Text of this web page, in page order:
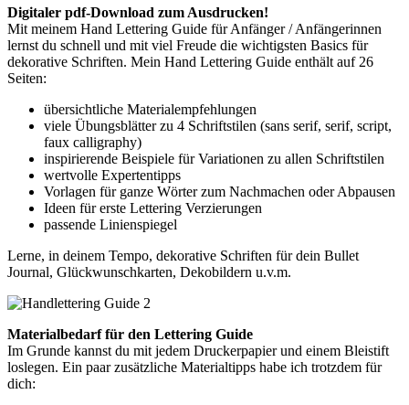
Digitaler pdf-Download zum Ausdrucken!
Mit meinem Hand Lettering Guide für Anfänger / Anfängerinnen
lernst du schnell und mit viel Freude die wichtigsten Basics für
dekorative Schriften. Mein Hand Lettering Guide enthält auf 26
Seiten:
übersichtliche Materialempfehlungen
viele Übungsblätter zu 4 Schriftstilen (sans serif, serif, script,
faux calligraphy)
inspirierende Beispiele für Variationen zu allen Schriftstilen
wertvolle Expertentipps
Vorlagen für ganze Wörter zum Nachmachen oder Abpausen
Ideen für erste Lettering Verzierungen
passende Linienspiegel
Lerne, in deinem Tempo, dekorative Schriften für dein Bullet
Journal, Glückwunschkarten, Dekobildern u.v.m.
Materialbedarf für den Lettering Guide
Im Grunde kannst du mit jedem Druckerpapier und einem Bleistift
loslegen. Ein paar zusätzliche Materialtipps habe ich trotzdem für
dich: